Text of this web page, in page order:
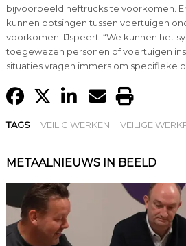
bijvoorbeeld heftrucks te voorkomen.
kunnen botsingen tussen voertuigen
voorkomen. IJspeert: “We kunnen het
toegewezen personen of voertuigen
situaties vragen immers om specifieke
TAGS VEILIG WERKEN VEILIGE
METAALNIEUWS IN BEELD